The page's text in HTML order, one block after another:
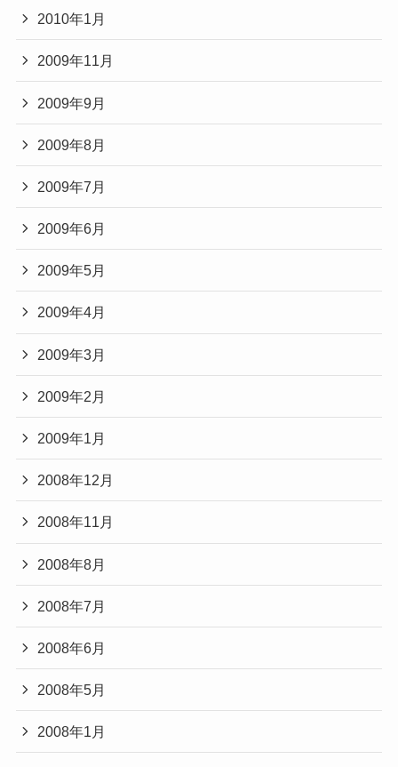
2010年1月
2009年11月
2009年9月
2009年8月
2009年7月
2009年6月
2009年5月
2009年4月
2009年3月
2009年2月
2009年1月
2008年12月
2008年11月
2008年8月
2008年7月
2008年6月
2008年5月
2008年1月